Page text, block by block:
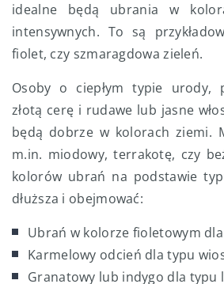
idealne będą ubrania w
intensywnych. To są
fiolet, czy szmaragdowa zieleń.
Osoby o ciepłym typie urody,
złotą cerę i rudawe lub jasne
będą dobrze w kolorach ziemi.
m.in. miodowy, terrakotę, czy
kolorów ubrań na podstawie
dłuższa i obejmować:
Ubrań w kolorze fioletowym
Karmelowy odcień dla typu
Granatowy lub indygo dla typu